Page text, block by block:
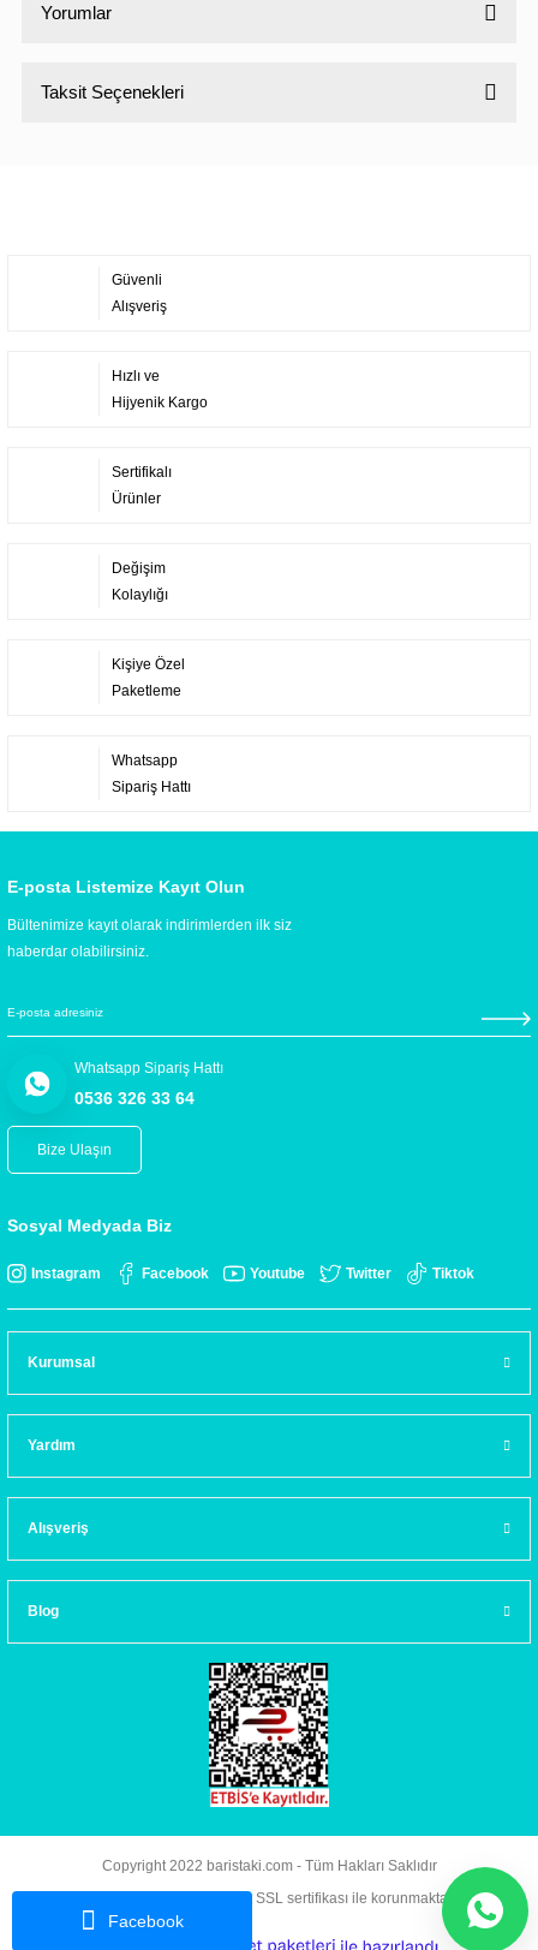
Facebook
Yorumlar
Taksit Seçenekleri
Güvenli
Alışveriş
Hızlı ve
Hijyenik Kargo
Sertifikalı
Ürünler
Değişim
Kolaylığı
Kişiye Özel
Paketleme
Whatsapp
Sipariş Hattı
E-posta Listemize Kayıt Olun
Bültenimize kayıt olarak indirimlerden ilk siz
haberdar olabilirsiniz.
Whatsapp Sipariş Hattı
0536 326 33 64
Bize Ulaşın
Sosyal Medyada Biz
Instagram Facebook Youtube Twitter Tiktok
Kurumsal
Yardım
Alışveriş
Blog
Copyright 2022 baristaki.com - Tüm Hakları Saklıdır
Kredi kartı bilgileriniz 256bit SSL sertifikası ile korunmaktadır.
e- ile